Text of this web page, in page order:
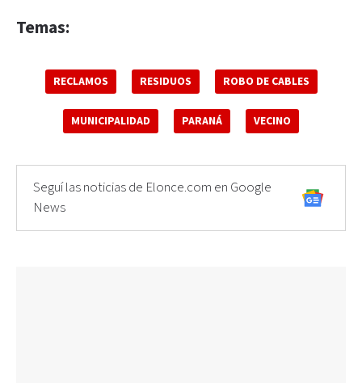
Temas:
RECLAMOS RESIDUOS ROBO DE CABLES
MUNICIPALIDAD PARANÁ VECINO
Seguí las noticias de Elonce.com en Google
News